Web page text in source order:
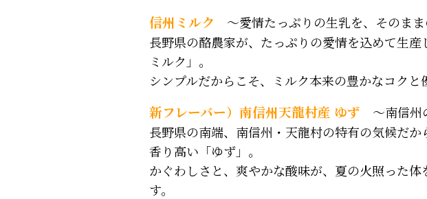
信州ミルク
～愛情たっぷりの生乳を、そのま
長野県の酪農家が、たっぷりの愛情を込めて生
ミルク」。
シンプルだからこそ、ミルク本来の豊かなコクと
新フレーバー）南信州天龍村産 ゆず ～南信州
長野県の南端、南信州・天龍村の特有の気候だ
香り高い「ゆず」。
かぐわしさと、爽やかな酸味が、夏の火照った
す。